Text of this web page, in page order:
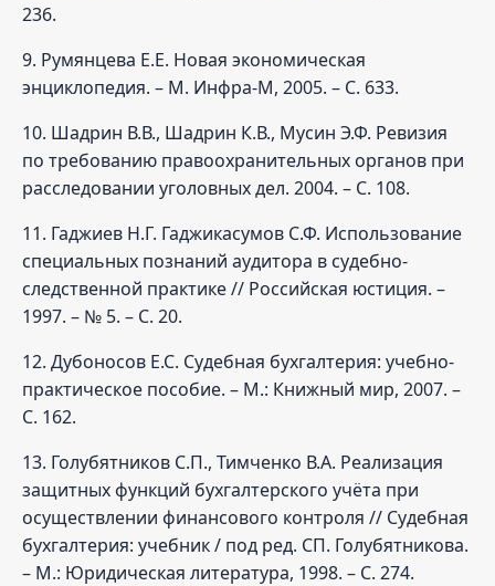
236.
9. Румянцева Е.Е. Новая экономическая
энциклопедия. – М. Инфра-М, 2005. – С. 633.
10. Шадрин В.В., Шадрин К.В., Мусин Э.Ф. Ревизия
по требованию правоохранительных органов при
расследовании уголовных дел. 2004. – С. 108.
11. Гаджиев Н.Г. Гаджикасумов С.Ф. Использование
специальных познаний аудитора в судебно-
следственной практике // Российская юстиция. –
1997. – № 5. – С. 20.
12. Дубоносов Е.С. Судебная бухгалтерия: учебно-
практическое пособие. – М.: Книжный мир, 2007. –
С. 162.
13. Голубятников С.П., Тимченко В.А. Реализация
защитных функций бухгалтерского учёта при
осуществлении финансового контроля // Судебная
бухгалтерия: учебник / под ред. СП. Голубятникова.
– М.: Юридическая литература, 1998. – С. 274.